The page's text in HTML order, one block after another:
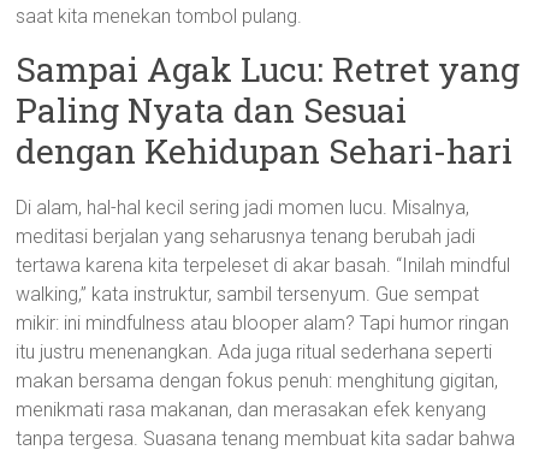
saat kita menekan tombol pulang.
Sampai Agak Lucu: Retret yang
Paling Nyata dan Sesuai
dengan Kehidupan Sehari-hari
Di alam, hal-hal kecil sering jadi momen lucu. Misalnya,
meditasi berjalan yang seharusnya tenang berubah jadi
tertawa karena kita terpeleset di akar basah. “Inilah mindful
walking,” kata instruktur, sambil tersenyum. Gue sempat
mikir: ini mindfulness atau blooper alam? Tapi humor ringan
itu justru menenangkan. Ada juga ritual sederhana seperti
makan bersama dengan fokus penuh: menghitung gigitan,
menikmati rasa makanan, dan merasakan efek kenyang
tanpa tergesa. Suasana tenang membuat kita sadar bahwa